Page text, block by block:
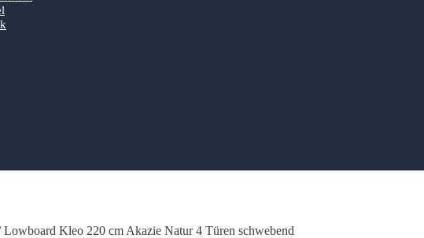
Lowboard Kleo 220 cm Akazie Natur 4 Türen schwebend